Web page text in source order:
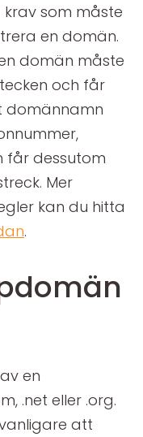
krav som måste
en domän.
domän måste
och får
domännamn
får dessutom
Mer
kan du hitta
.
en
.net eller .org.
att